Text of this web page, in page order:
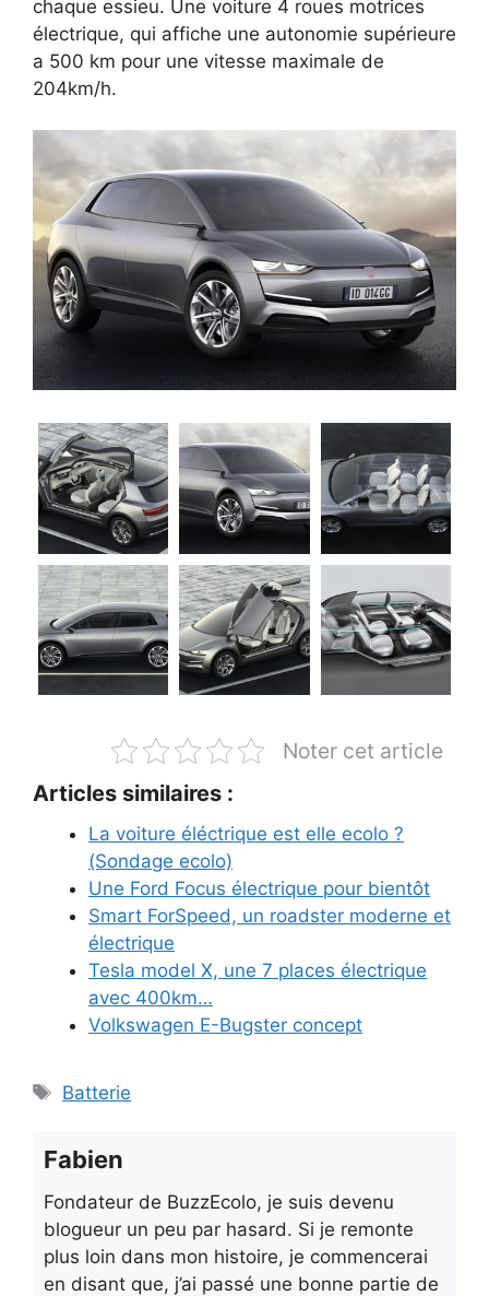
chaque essieu. Une voiture 4 roues motrices
électrique, qui affiche une autonomie supérieure
a 500 km pour une vitesse maximale de
204km/h.
Noter cet article
Articles similaires :
La voiture éléctrique est elle ecolo ?
(Sondage ecolo)
Une Ford Focus électrique pour bientôt
Smart ForSpeed, un roadster moderne et
électrique
Tesla model X, une 7 places électrique
avec 400km…
Volkswagen E-Bugster concept
Étiquettes
Batterie
Fabien
Fondateur de BuzzEcolo, je suis devenu
blogueur un peu par hasard. Si je remonte
plus loin dans mon histoire, je commencerai
en disant que, j’ai passé une bonne partie de